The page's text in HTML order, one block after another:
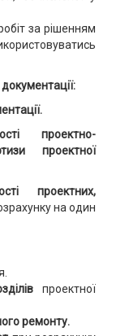
за рішенням
проектно-
проектної
проектних,
на один
проектної
ремонту.